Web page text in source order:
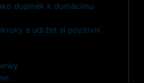
doplněk k domácímu
a udržet si pozitivní